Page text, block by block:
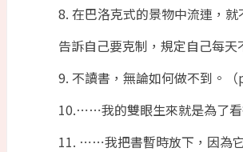
8. 在巴洛克式的景物中流連，
告訴自己要克制，規定自己每
9. 不讀書，無論如何做不到。（
10.⋯⋯我的雙眼生來就是為了看
11. ⋯⋯我把書暫時放下，因為